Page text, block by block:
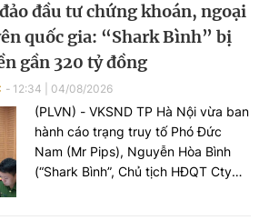
đầu tư chứng khoán, ngoại
quốc gia: “Shark Bình” bị
gần 320 tỷ đồng
12:34 04/08/2026
(PLVN) - VKSND TP Hà Nội vừa ban
hành cáo trạng truy tố Phó Đức
Nam (Mr Pips), Nguyễn Hòa Bình
(“Shark Bình”, Chủ tịch HĐQT Cty